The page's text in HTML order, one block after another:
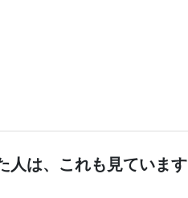
人は、これも見ています